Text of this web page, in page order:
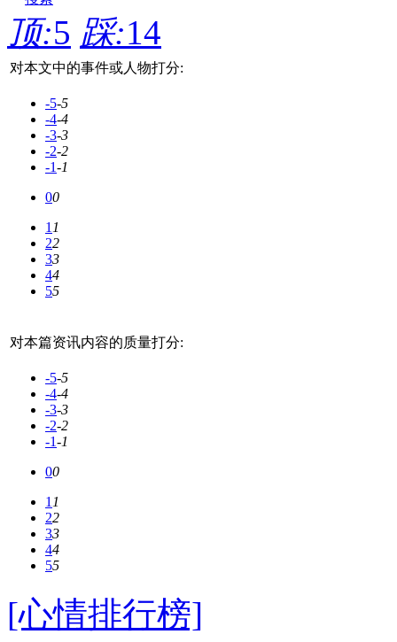
顶:5 踩:14
对本文中的事件或人物打分:
-5-5
-4-4
-3-3
-2-2
-1-1
00
11
22
33
44
55
对本篇资讯内容的质量打分:
-5-5
-4-4
-3-3
-2-2
-1-1
00
11
22
33
44
55
[心情排行榜]